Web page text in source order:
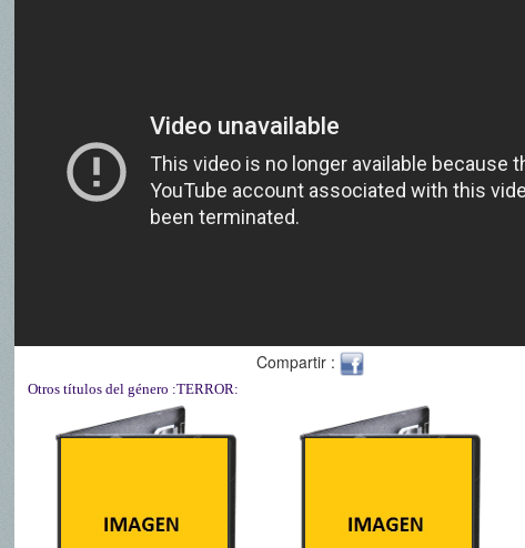
Compartir :
Otros títulos del género :TERROR:
Una historia original sobre